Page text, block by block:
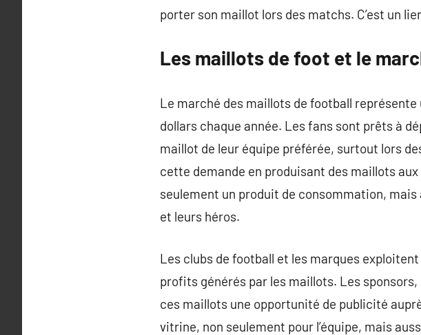
porter son maillot lors des matchs. C’est un
Les maillots de foot et le
Le marché des maillots de football
dollars chaque année. Les fans sont prêts à
maillot de leur équipe préférée, surtout lors
cette demande en produisant des maillots
seulement un produit de consommation,
et leurs héros.
Les clubs de football et les marques
profits générés par les maillots. Les
ces maillots une opportunité de publicité
vitrine, non seulement pour l’équipe, mais